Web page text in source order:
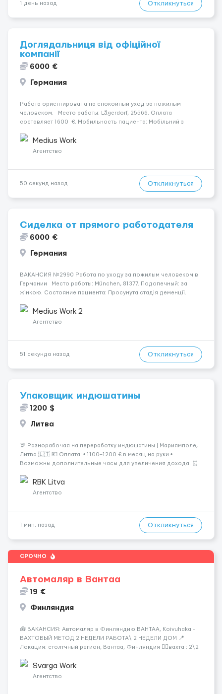
1 день назад Откликнуться
Доглядальниця від офіційної
компанії
6000 €
Германия
Работа ориентирована на спокойный уход за пожилым
человеком. Место работы: Lägerdorf, 25566. Оплата
составляет 1600 €. Мобильность пациента: Мобільний з
Середня стадія деменції. Ночной уход: Прокидається один-
два ра...
Medius Work
Агентство
50 секунд назад Откликнуться
Сиделка от прямого работодателя
6000 €
Германия
ВАКАНСИЯ №2990 Работа по уходу за пожилым человеком в
Германии Место работы: München, 81377. Подопечный: за
жінкою. Состояние пациента: Просунута стадія деменції.
прокидаючись. Условия и требования: Зарабо...
Medius Work 2
Агентство
51 секунда назад Откликнуться
Упаковщик индюшатины
1200 $
Литва
🦃 Разнорабочая на переработку индюшатины | Мариямполе,
Литва 🇱🇹 💶 Оплата: • 1100–1200 € в месяц на руки •
Возможны дополнительные часы для увеличения дохода. ⏰
с 06:00 (иногда с 07:00...
RBK Litva
Агентство
1 мин. назад Откликнуться
СРОЧНО
Автомаляр в Вантаа
19 €
Финляндия
🧰 ВАКАНСИЯ: Автомаляр в Финляндию ВАНТАА, Koivuhaka -
ВАХТОВЫЙ МЕТОД 2 НЕДЕЛИ РАБОТА\ 2 НЕДЕЛИ ДОМ 📍
Локация: столтчный регион, Вантаа, Финляндия 👌🏻вахта : 2\2
час брутто 🏠 Жильё: предоставляется БЕСПЛАТНО 📞
Контакт: +3725672...
Svarga Work
Агентство